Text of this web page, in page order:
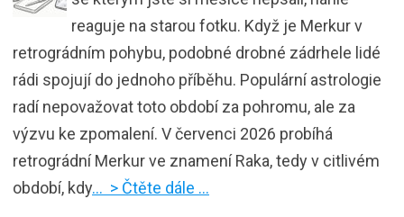
reaguje na starou fotku. Když je Merkur v
retrográdním pohybu, podobné drobné zádrhele lidé
rádi spojují do jednoho příběhu. Populární astrologie
radí nepovažovat toto období za pohromu, ale za
výzvu ke zpomalení. V červenci 2026 probíhá
retrográdní Merkur ve znamení Raka, tedy v citlivém
období, kdy… > Čtěte dále …